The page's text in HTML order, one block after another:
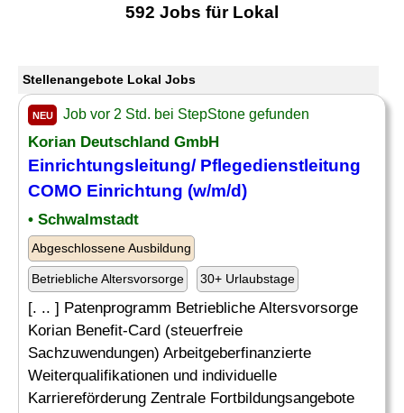
592 Jobs für Lokal
Stellenangebote Lokal Jobs
NEU Job vor 2 Std. bei StepStone gefunden
Korian Deutschland GmbH
Einrichtungsleitung/ Pflegedienstleitung
COMO Einrichtung (w/m/d)
• Schwalmstadt
Abgeschlossene Ausbildung
Betriebliche Altersvorsorge 30+ Urlaubstage
[. .. ] Patenprogramm Betriebliche Altersvorsorge
Korian Benefit-Card (steuerfreie
Sachzuwendungen) Arbeitgeberfinanzierte
Weiterqualifikationen und individuelle
Karriereförderung Zentrale Fortbildungsangebote